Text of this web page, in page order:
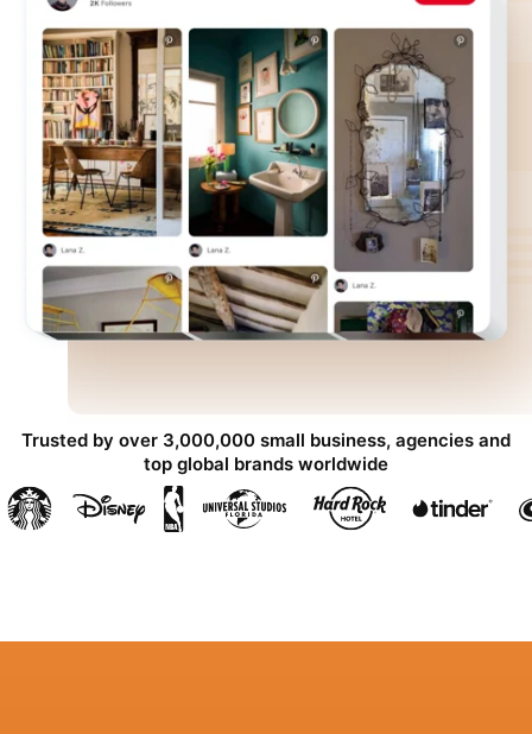
Trusted by over 3,000,000 small business, agencies and
top global brands worldwide